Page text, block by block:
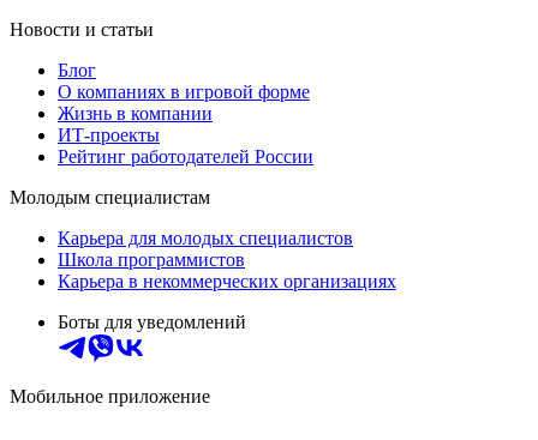
Новости и статьи
Блог
О компаниях в игровой форме
Жизнь в компании
ИТ-проекты
Рейтинг работодателей России
Молодым специалистам
Карьера для молодых специалистов
Школа программистов
Карьера в некоммерческих организациях
Боты для уведомлений
Мобильное приложение